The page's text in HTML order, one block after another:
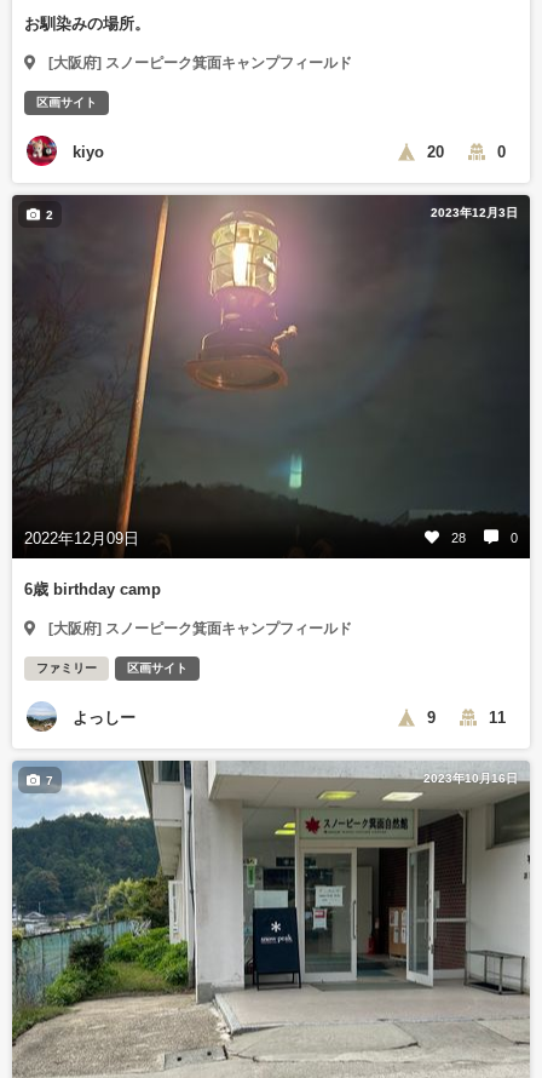
お馴染みの場所。
[大阪府] スノーピーク箕面キャンプフィールド
区画サイト
kiyo 20 0
2023年12月3日
2022年12月09日 28 0
2
6歳 birthday camp
[大阪府] スノーピーク箕面キャンプフィールド
ファミリー 区画サイト
よっしー 9 11
2023年10月16日
7